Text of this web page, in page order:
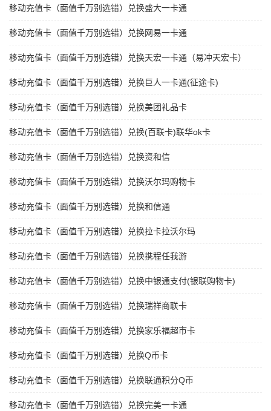
移动充值卡（面值千万别选错）兑换盛大一卡通
移动充值卡（面值千万别选错）兑换网易一卡通
移动充值卡（面值千万别选错）兑换天宏一卡通（易冲天宏卡）
移动充值卡（面值千万别选错）兑换巨人一卡通(征途卡)
移动充值卡（面值千万别选错）兑换美团礼品卡
移动充值卡（面值千万别选错）兑换(百联卡)联华ok卡
移动充值卡（面值千万别选错）兑换资和信
移动充值卡（面值千万别选错）兑换沃尔玛购物卡
移动充值卡（面值千万别选错）兑换和信通
移动充值卡（面值千万别选错）兑换拉卡拉沃尔玛
移动充值卡（面值千万别选错）兑换携程任我游
移动充值卡（面值千万别选错）兑换中银通支付(银联购物卡)
移动充值卡（面值千万别选错）兑换瑞祥商联卡
移动充值卡（面值千万别选错）兑换家乐福超市卡
移动充值卡（面值千万别选错）兑换Q币卡
移动充值卡（面值千万别选错）兑换联通积分Q币
移动充值卡（面值千万别选错）兑换完美一卡通